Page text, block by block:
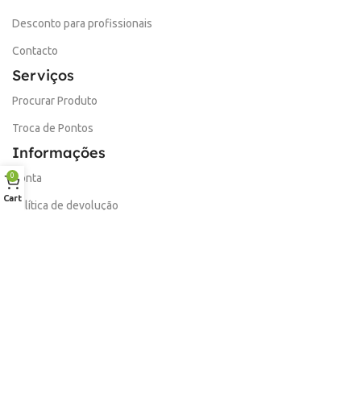
Desconto para profissionais
Contacto
Serviços
Procurar Produto
Troca de Pontos
Informações
Conta
Política de devolução
0
Cart